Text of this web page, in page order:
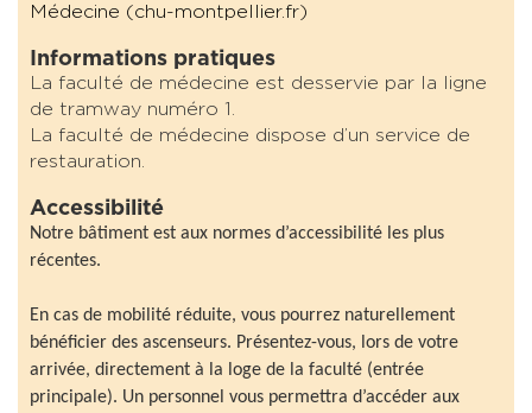
Médecine (chu-montpellier.fr)
Informations pratiques
La faculté de médecine est desservie par la ligne
de tramway numéro 1.
La faculté de médecine dispose d’un service de
restauration.
Accessibilité
Notre bâtiment est aux normes d’accessibilité les plus
récentes.
En cas de mobilité réduite, vous pourrez naturellement
bénéficier des ascenseurs. Présentez-vous, lors de votre
arrivée, directement à la loge de la faculté (entrée
principale). Un personnel vous permettra d’accéder aux